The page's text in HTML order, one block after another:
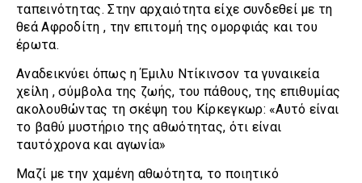
ταπεινότητας. Στην αρχαιότητα είχε συνδεθεί με τη
θεά Αφροδίτη , την επιτομή της ομορφιάς και του
έρωτα.
Αναδεικνύει όπως η Έμιλυ Ντίκινσον τα γυναικεία
χείλη , σύμβολα της ζωής, του πάθους, της επιθυμίας
ακολουθώντας τη σκέψη του Κίρκεγκωρ: «Αυτό είναι
το βαθύ μυστήριο της αθωότητας, ότι είναι
ταυτόχρονα και αγωνία»
Μαζί με την χαμένη αθωότητα, το ποιητικό